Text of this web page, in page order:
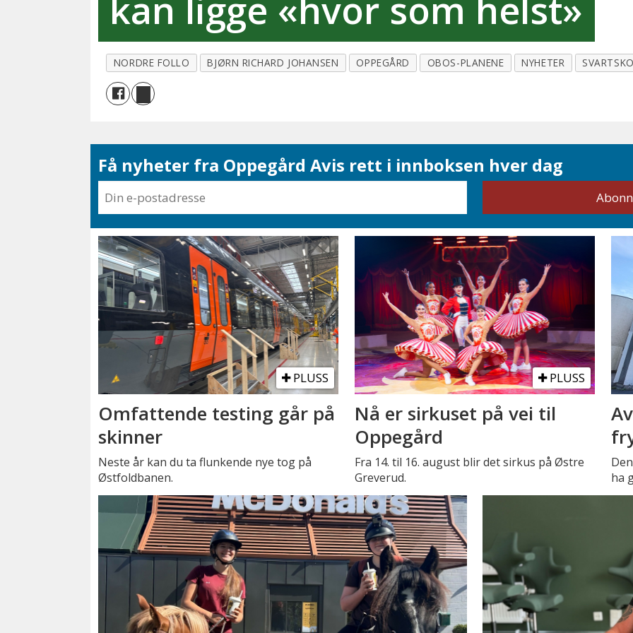
NORDRE FOLLO BJØRN RICHARD JOHANSEN OPPEGÅRD OBOS-PLANENE NYHETER
Få nyheter fra Oppegård Avis rett i innboksen hver dag
PLUSS
Omfattende testing går på
skinner
Neste år kan du ta flunkende nye tog på
Østfoldbanen.
PLUSS
Nå er sirkuset på vei til
Oppegård
Fra 14. til 16. august blir det sirkus på Østre
Greverud.
ha